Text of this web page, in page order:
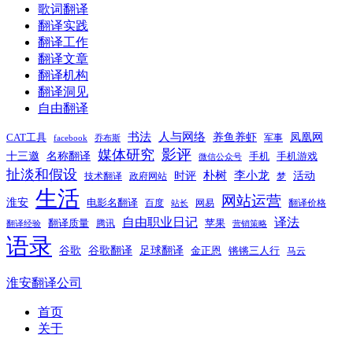
歌词翻译
翻译实践
翻译工作
翻译文章
翻译机构
翻译洞见
自由翻译
CAT工具 facebook 乔布斯 书法 人与网络 养鱼养虾 军事
凤凰网
十三邀
名称翻译 媒体研究 影评 微信公众号 手机 手机游戏
扯淡和假设 技术翻译 政府网站 时评 朴树 李小龙 梦 活动
淮安 生活 电影名翻译 百度 站长 网易 网站运营 翻译价格
翻译经验 翻译质量 腾讯 自由职业日记 苹果 营销策略 译法
语录 谷歌 谷歌翻译 足球翻译 金正恩 锵锵三人行 马云
淮安翻译公司
首页
关于